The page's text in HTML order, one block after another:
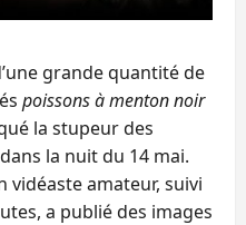
grande quantité de
poissons à menton noir
la stupeur des
la nuit du 14 mai.
vidéaste amateur, suivi
a publié des images